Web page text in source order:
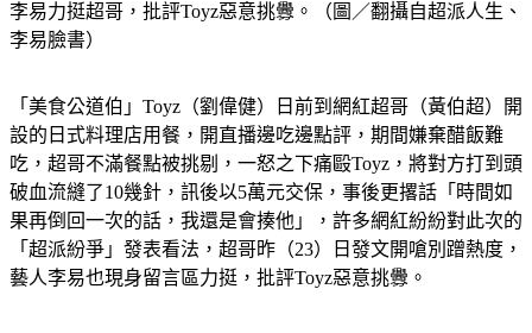
李易臉書）
設的日式料理店用餐，開直播邊吃邊點評，期間嫌棄醋飯難
吃，超哥不滿餐點被挑剔，一怒之下痛毆Toyz，將對方打到頭
破血流縫了10幾針，訊後以5萬元交保，事後更撂話「時間如
果再倒回一次的話，我還是會揍他」，許多網紅紛紛對此次的
「超派紛爭」發表看法，超哥昨（23）日發文開嗆別蹭熱度，
藝人李易也現身留言區力挺，批評Toyz惡意挑釁。